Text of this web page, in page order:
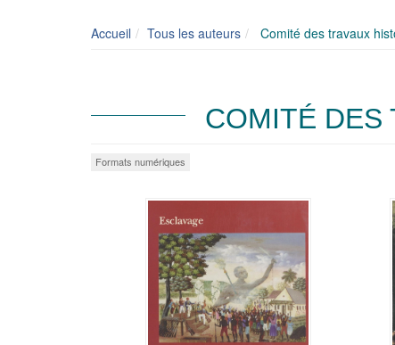
Accueil Tous les auteurs Comité des travaux
COMITÉ DES
Formats numériques